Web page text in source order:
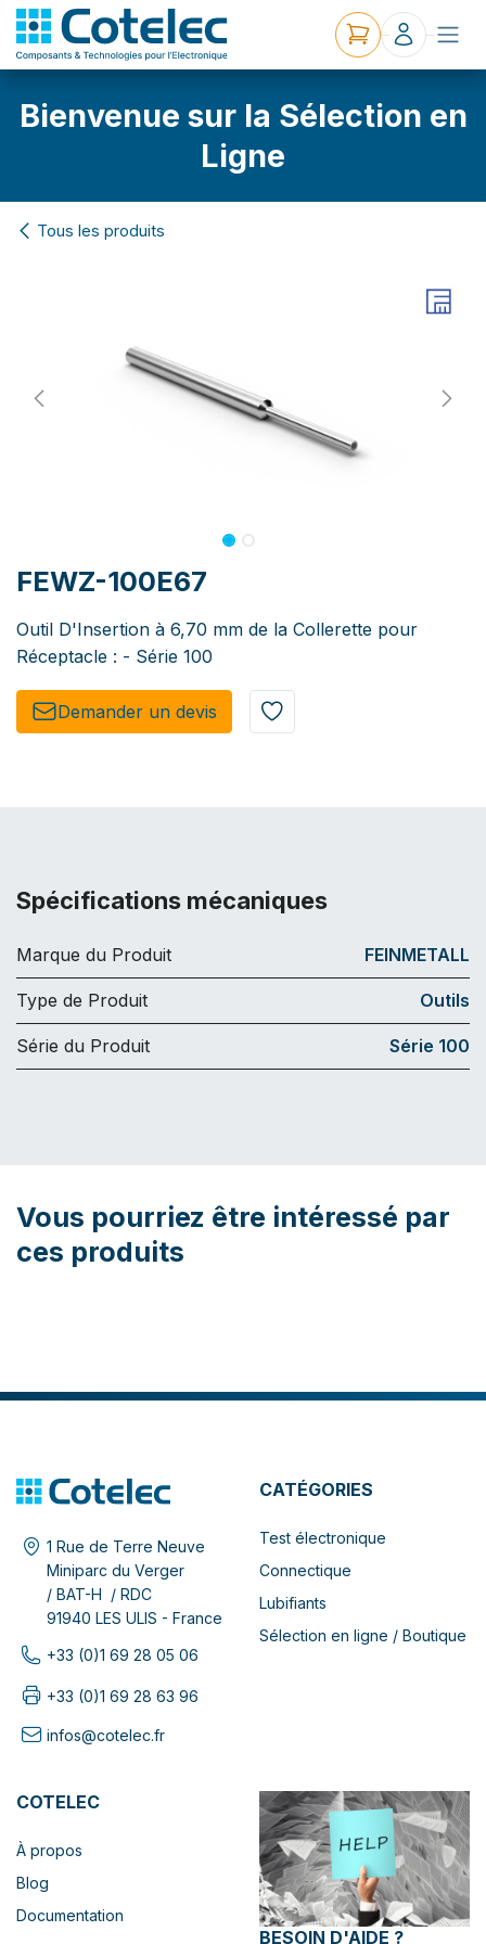
Bienvenue sur la Sélection en
Ligne
Tous les produits
FEWZ-100E67
Outil D'Insertion à 6,70 mm de la Collerette pour
Réceptacle : - Série 100
Demander un de​​vis​​
Spécifications mécaniques
Marque du Produit FEINMETALL
Type de Produit Outils
Série du Produit Série 100
Vous pourriez être intéressé par
ces produits
1 Rue de Terre Neuve
Miniparc du Verger
/ BAT-H / RDC
91940 LES ULIS - France
+33 (0)1 69 28 05 06
+33 (0)1 69 28 63 96
infos@cotelec.fr
CATÉGORIES
Test électronique
Connectique
Lubifiants
Sélection en ligne / Boutique
COTELEC
À propos
Blog
Documentation
BESOIN D'AIDE ?